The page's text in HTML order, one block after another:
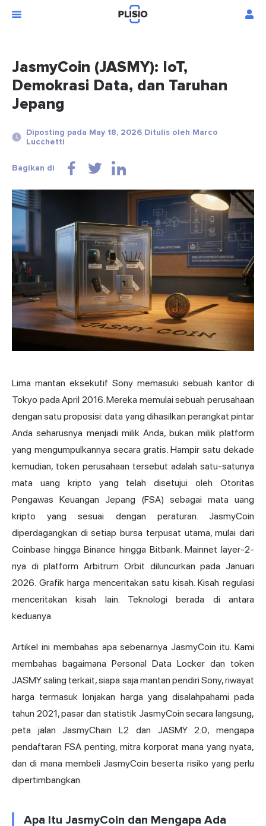
JasmyCoin (JASMY): IoT,
Demokrasi Data, dan Taruhan
Jepang
Diposting pada May 18, 2026 Ditulis oleh Marco
Lucchetti
Bagikan di
Lima mantan eksekutif Sony memasuki sebuah kantor di
Tokyo pada April 2016. Mereka memulai sebuah perusahaan
dengan satu proposisi: data yang dihasilkan perangkat pintar
Anda seharusnya menjadi milik Anda, bukan milik platform
yang mengumpulkannya secara gratis. Hampir satu dekade
kemudian, token perusahaan tersebut adalah satu-satunya
mata uang kripto yang telah disetujui oleh Otoritas
Pengawas Keuangan Jepang (FSA) sebagai mata uang
kripto yang sesuai dengan peraturan. JasmyCoin
diperdagangkan di setiap bursa terpusat utama, mulai dari
Coinbase hingga Binance hingga Bitbank. Mainnet layer-2-
nya di platform Arbitrum Orbit diluncurkan pada Januari
2026. Grafik harga menceritakan satu kisah. Kisah regulasi
menceritakan kisah lain. Teknologi berada di antara
keduanya.
Artikel ini membahas apa sebenarnya JasmyCoin itu. Kami
membahas bagaimana Personal Data Locker dan token
JASMY saling terkait, siapa saja mantan pendiri Sony, riwayat
harga termasuk lonjakan harga yang disalahpahami pada
tahun 2021, pasar dan statistik JasmyCoin secara langsung,
peta jalan JasmyChain L2 dan JASMY 2.0, mengapa
pendaftaran FSA penting, mitra korporat mana yang nyata,
dan di mana membeli JasmyCoin beserta risiko yang perlu
dipertimbangkan.
Apa Itu JasmyCoin dan Mengapa Ada